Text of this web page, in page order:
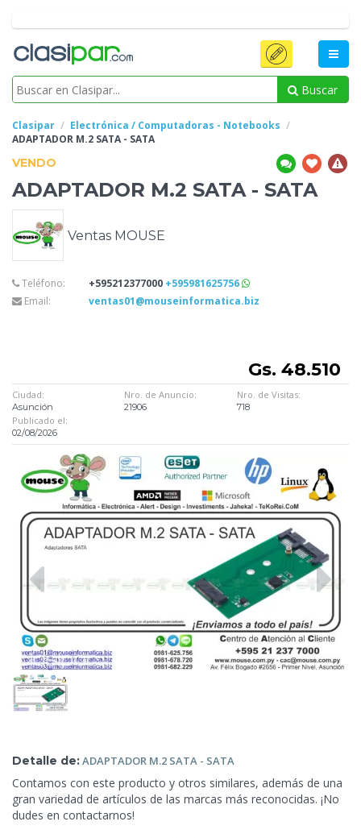
Buscar
Clasipar
Electrónica / Computadoras - Notebooks
ADAPTADOR M.2 SATA - SATA
VENDO
ADAPTADOR M.2 SATA - SATA
Ventas MOUSE
Teléfono: +595212377000 +595981625756
Email:
ventas01@mouseinformatica.biz
Gs. 48.510
Ciudad:
Asunción
Nro. de Anuncio:
21906
Nro. de Visitas:
718
Publicado el:
02/08/2026
Detalle de:ADAPTADOR M.2 SATA - SATA
Contamos con este producto y otros similares, además de una
gran variedad de artículos de las marcas más reconocidas. ¡No
dudes en contactarnos!